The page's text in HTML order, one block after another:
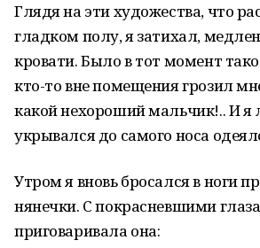
Глядя на эти художества, что
гладком полу, я затихал,
кровати. Было в тот момент
кто-то вне помещения грозил
какой нехороший мальчик!.. И я
укрывался до самого носа
Утром я вновь бросался в ноги
нянечки. С покрасневшими
приговаривала она: